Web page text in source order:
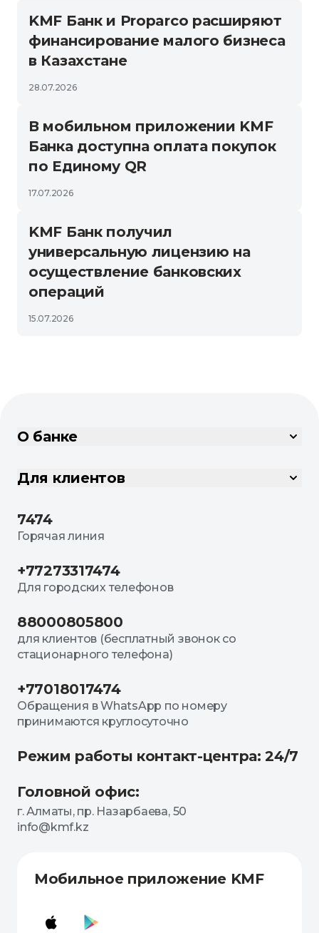
KMF Банк и Proparco расширяют
финансирование малого бизнеса
в Казахстане
28.07.2026
В мобильном приложении KMF
Банка доступна оплата покупок
по Единому QR
17.07.2026
KMF Банк получил
универсальную лицензию на
осуществление банковских
операций
15.07.2026
О банке
Для клиентов
7474
Горячая линия
+77273317474
Для городских телефонов
88000805800
для клиентов (бесплатный звонок со
стационарного телефона)
+77018017474
Обращения в WhatsApp по номеру
принимаются круглосуточно
Режим работы контакт-центра: 24/7
Головной офис:
г. Алматы, пр. Назарбаева, 50
info@kmf.kz
Мобильное приложение KMF